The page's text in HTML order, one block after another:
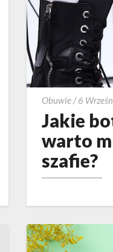
Obuwie/6
Jakie
warto
szafie?